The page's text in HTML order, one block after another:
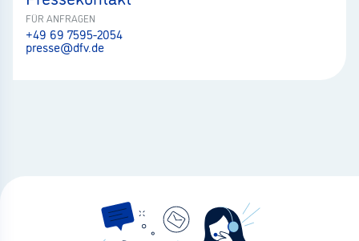
FÜR ANFRAGEN
+49 69 7595-2054
presse@dfv.de